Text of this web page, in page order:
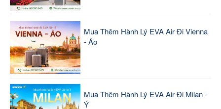
Mua Thêm Hành Lý EVA Air Đi Vienna
- Áo
Mua Thêm Hành Lý EVA Air Đi Milan -
Ý